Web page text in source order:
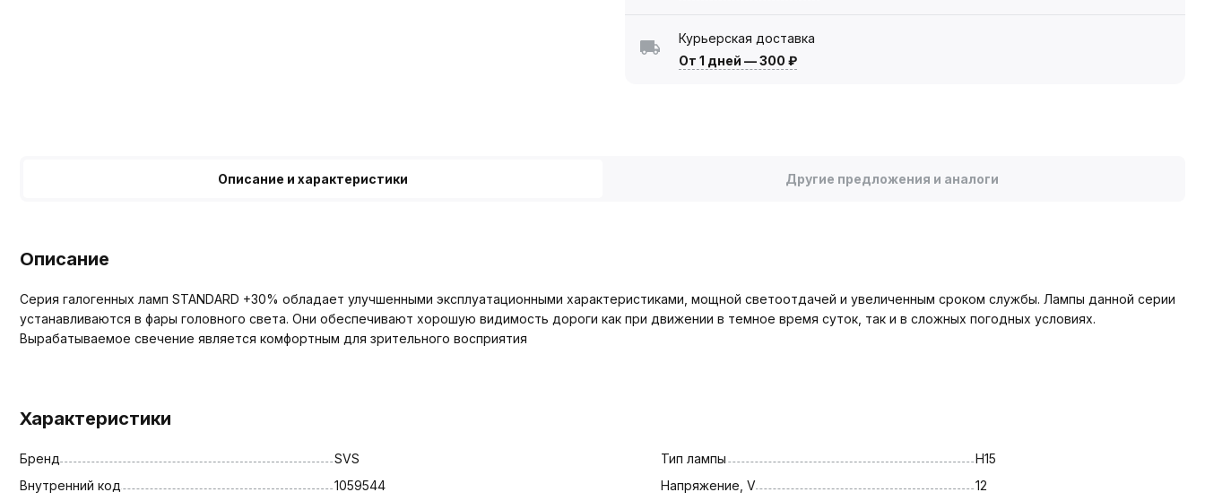
Курьерская доставка
От 1 дней —300 ₽
Описание и характеристики Другие предложения и аналоги
Описание
Серия галогенных ламп STANDARD +30% обладает улучшенными эксплуатационными характеристиками, мощной светоотдачей и увеличенным сроком службы. Лампы данной серии
устанавливаются в фары головного света. Они обеспечивают хорошую видимость дороги как при движении в темное время суток, так и в сложных погодных условиях.
Вырабатываемое свечение является комфортным для зрительного восприятия
Характеристики
Бренд
SVS
Внутренний код
1059544
Тип лампы
H15
Напряжение, V
12